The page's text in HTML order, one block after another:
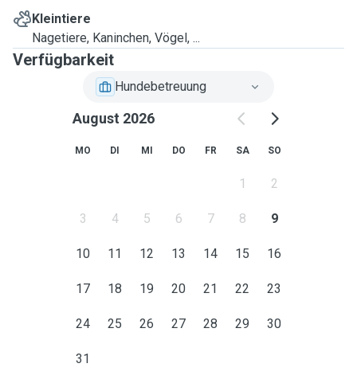
Kleintiere
Nagetiere, Kaninchen, Vögel, ...
Verfügbarkeit
Hundebetreuung
August 2026
MO DI MI DO FR SA SO
1 2
3 4 5 6 7 8 9
10 11 12 13 14 15 16
17 18 19 20 21 22 23
24 25 26 27 28 29 30
31